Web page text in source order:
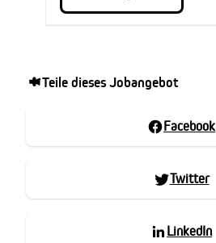
Teile dieses Jobangebot
Facebook
Twitter
LinkedIn